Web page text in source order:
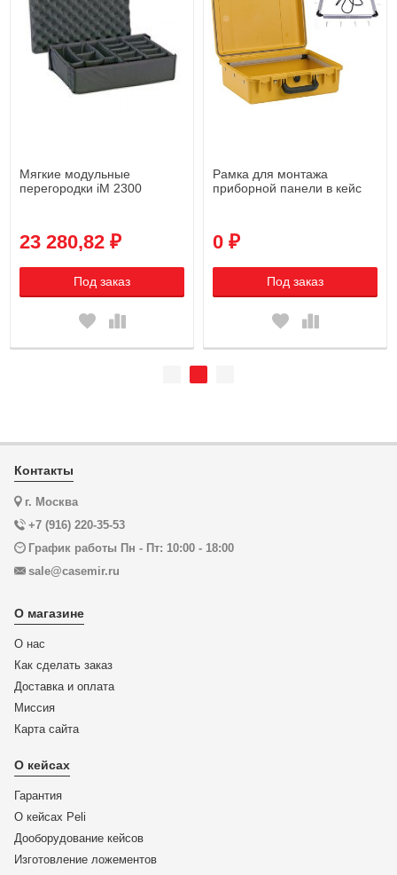
Мягкие модульные
перегородки iM 2300
23 280,82 ₽
Под заказ
Рамка для монтажа
приборной панели в кейс
0 ₽
Под заказ
Контакты
г. Москва
+7 (916) 220-35-53
График работы Пн - Пт: 10:00 - 18:00
sale@casemir.ru
О магазине
О нас
Как сделать заказ
Доставка и оплата
Миссия
Карта сайта
О кейсах
Гарантия
О кейсах Peli
Дооборудование кейсов
Изготовление ложементов